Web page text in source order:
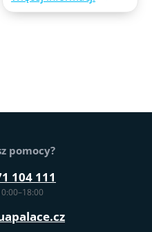
pomocy?
104 111